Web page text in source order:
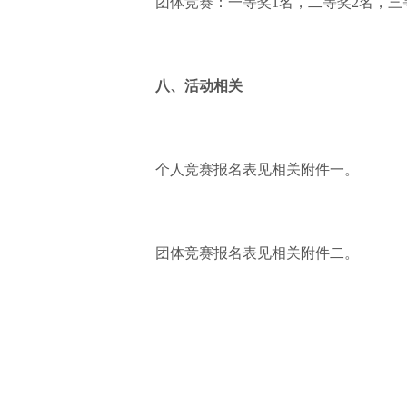
八、活动相关
个人竞赛报名表见相关附件一。
团体竞赛报名表见相关附件二。